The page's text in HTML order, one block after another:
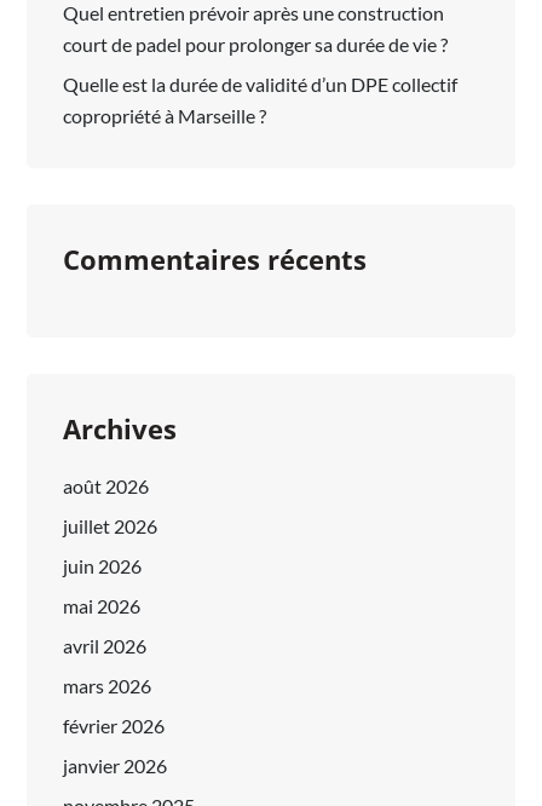
Quel entretien prévoir après une construction
court de padel pour prolonger sa durée de vie ?
Quelle est la durée de validité d’un DPE collectif
copropriété à Marseille ?
Commentaires récents
Archives
août 2026
juillet 2026
juin 2026
mai 2026
avril 2026
mars 2026
février 2026
janvier 2026